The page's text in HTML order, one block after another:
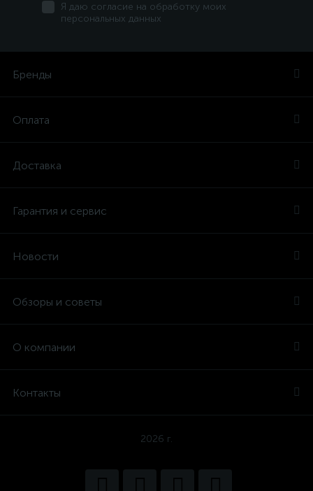
Я даю согласие на обработку моих
персональных данных
Бренды
Оплата
Доставка
Гарантия и сервис
Новости
Обзоры и советы
О компании
Контакты
2026 г.